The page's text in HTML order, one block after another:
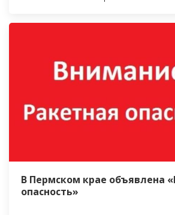
В Пермском крае объявлена
опасность»